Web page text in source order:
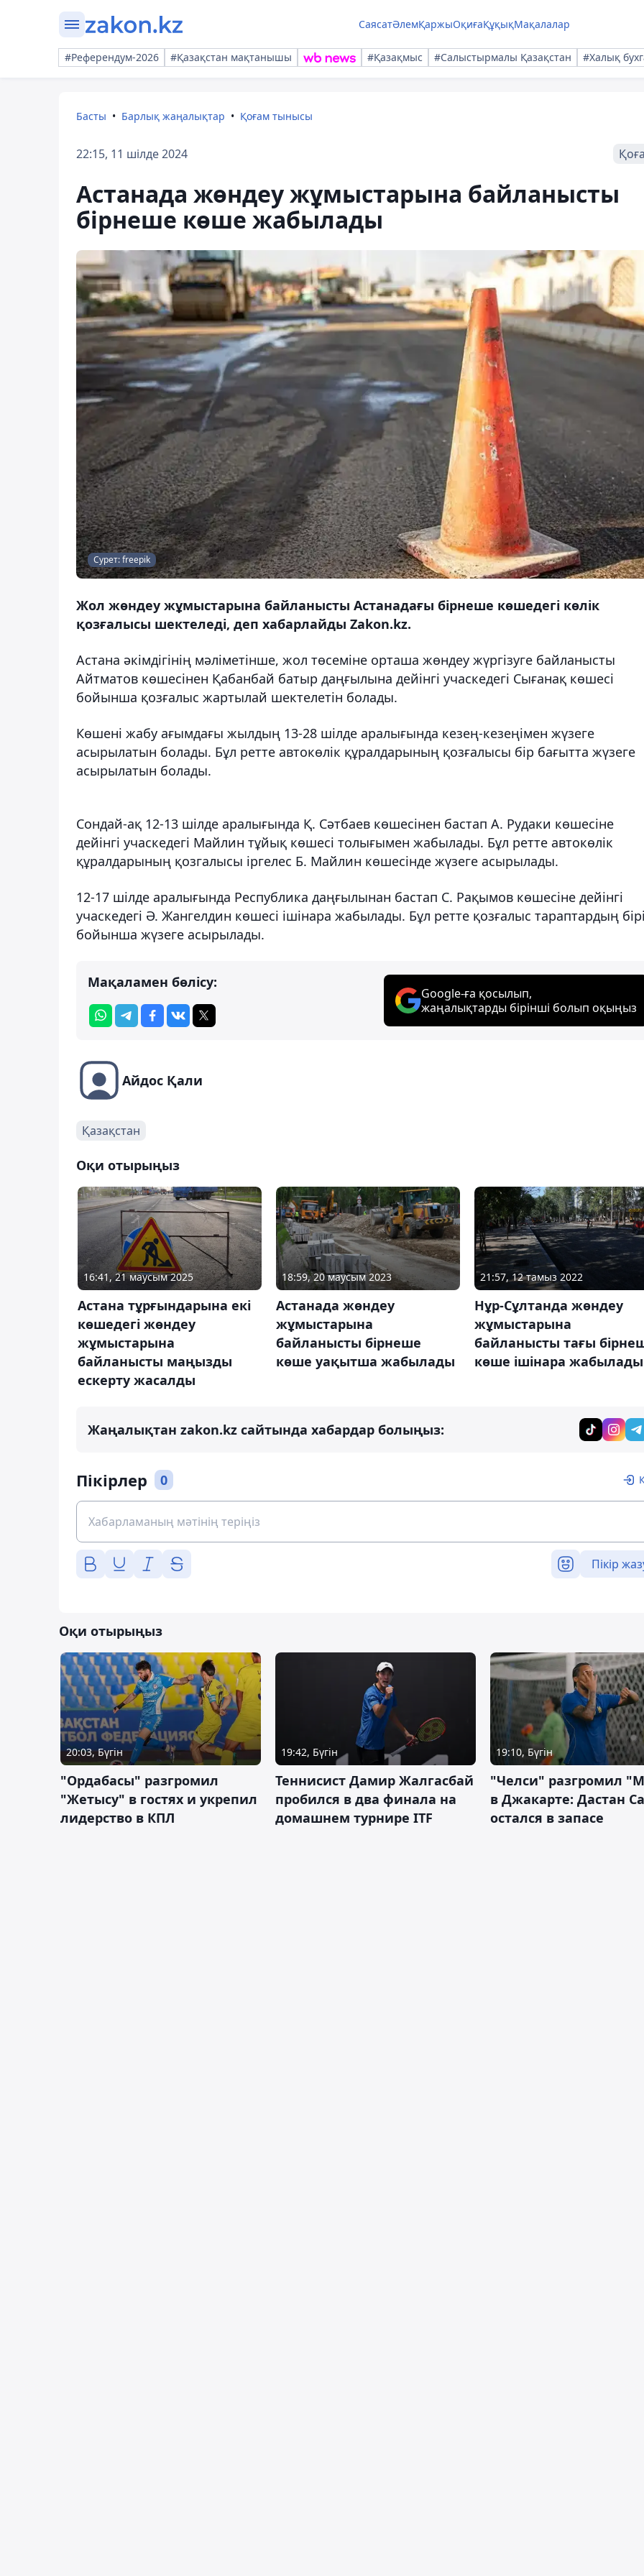
СаясатӘлемҚаржыОқиғаҚұқықМақалалар
#Референдум-2026 #Қазақстан мақтанышы #Қазақмыс #Салыстырмалы Қазақстан #Халық
Басты Барлық жаңалықтар Қоғам тынысы
22:15, 11 шілде 2024
Астанада жөндеу жұмыстарына байланысты
бірнеше көше жабылады
Сурет: freepik
Жол жөндеу жұмыстарына байланысты Астанадағы бірнеше көшедегі көлік
қозғалысы шектеледі, деп хабарлайды Zakon.kz.
Астана әкімдігінің мәліметінше, жол төсеміне орташа жөндеу жүргізуге байланысты
Айтматов көшесінен Қабанбай батыр даңғылына дейінгі учаскедегі Сығанақ көшесі
бойынша қозғалыс жартылай шектелетін болады.
Көшені жабу ағымдағы жылдың 13-28 шілде аралығында кезең-кезеңімен жүзеге
асырылатын болады. Бұл ретте автокөлік құралдарының қозғалысы бір бағытта жүзеге
асырылатын болады.
Сондай-ақ 12-13 шілде аралығында Қ. Сәтбаев көшесінен бастап А. Рудаки көшесіне
дейінгі учаскедегі Майлин тұйық көшесі толығымен жабылады. Бұл ретте автокөлік
құралдарының қозгалысы іргелес Б. Майлин көшесінде жүзеге асырылады.
12-17 шілде аралығында Республика даңғылынан бастап С. Рақымов көшесіне дейінгі
учаскедегі Ә. Жангелдин көшесі ішінара жабылады. Бұл ретте қозғалыс тараптардың бірі
бойынша жүзеге асырылады.
Мақаламен бөлісу:
Google-ға қосылып,
жаңалықтарды бірінші болып оқыңыз
Айдос Қали
Қазақстан
Оқи отырыңыз
16:41, 21 маусым 2025
Астана тұрғындарына екі
көшедегі жөндеу
жұмыстарына
байланысты маңызды
ескерту жасалды
18:59, 20 маусым 2023
Астанада жөндеу
жұмыстарына
байланысты бірнеше
көше уақытша жабылады
21:57, 12 тамыз 2022
Нұр-Сұлтанда жөндеу
жұмыстарына
байланысты тағы
көше ішінара жабылады
Жаңалықтан zakon.kz сайтында хабардар болыңыз:
Пікірлер 0
Пікір
Оқи отырыңыз
20:03, Бүгін
"Ордабасы" разгромил
"Жетысу" в гостях и укрепил
лидерство в КПЛ
19:42, Бүгін
Теннисист Дамир Жалгасбай
пробился в два финала на
домашнем турнире ITF
19:10, Бүгін
"Челси" разгромил
в Джакарте: Дастан
остался в запасе